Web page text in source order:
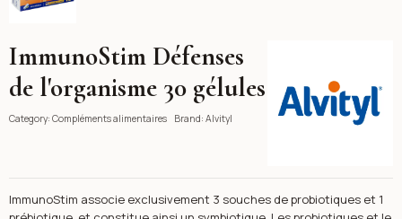
ImmunoStim Défenses
de l'organisme 30 gélules
Category: Compléments alimentaires Brand: Alvityl
ImmunoStim associe exclusivement 3 souches de probiotiques et 1